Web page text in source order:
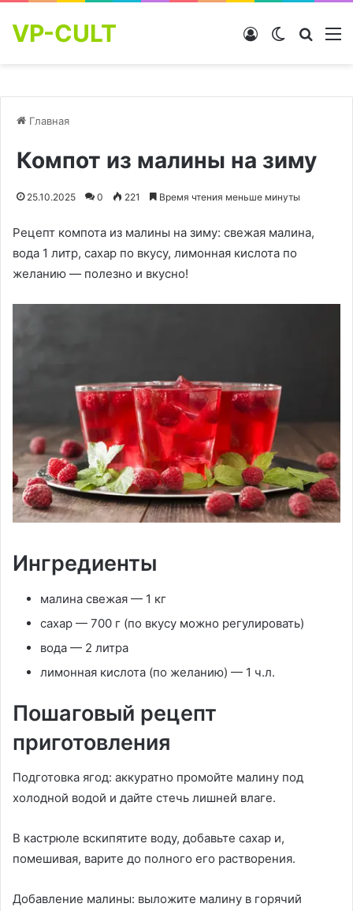
VP-CULT Switch skin
Войти
Главная
Компот из малины на зиму
25.10.2025 0 221 Время чтения меньше минуты
Рецепт компота из малины на зиму: свежая малина,
вода 1 литр, сахар по вкусу, лимонная кислота по
желанию — полезно и вкусно!
Ингредиенты
малина свежая — 1 кг
сахар — 700 г (по вкусу можно регулировать)
вода — 2 литра
лимонная кислота (по желанию) — 1 ч.л.
Пошаговый рецепт
приготовления
Подготовка ягод: аккуратно промойте малину под
холодной водой и дайте стечь лишней влаге.
В кастрюле вскипятите воду, добавьте сахар и,
помешивая, варите до полного его растворения.
Добавление малины: выложите малину в горячий